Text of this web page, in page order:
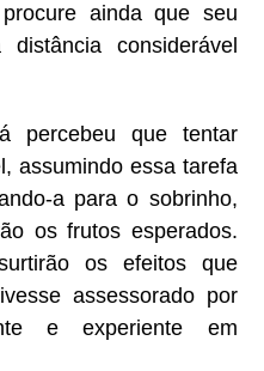
ainda que seu
considerável
percebeu que tentar
assumindo essa tarefa
a para o sobrinho,
os frutos esperados.
os efeitos que
assessorado por
e experiente em